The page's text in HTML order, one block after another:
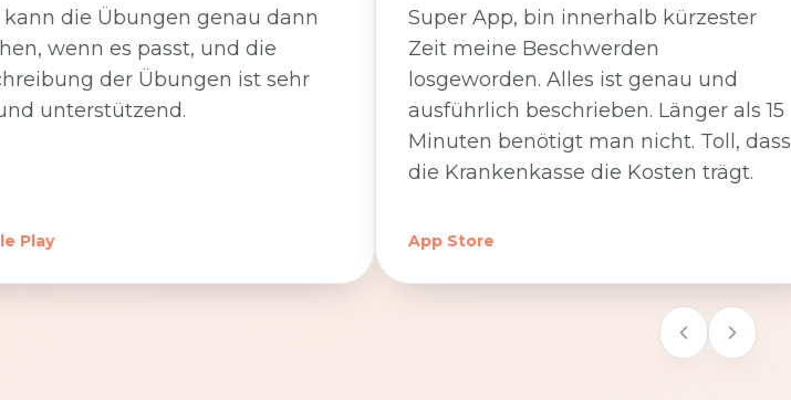
die Übungen genau dann
wenn es passt, und die
der Übungen ist sehr
unterstützend.
Play
Super App, bin innerhalb kürzester
Zeit meine Beschwerden
losgeworden. Alles ist genau und
ausführlich beschrieben. Länger als 15
Minuten benötigt man nicht. Toll, dass
die Krankenkasse die Kosten trägt.
App Store